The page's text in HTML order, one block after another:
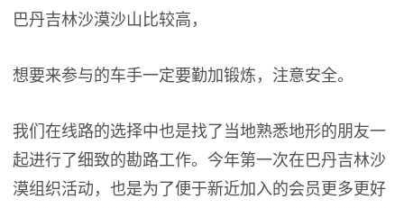
巴丹吉林沙漠沙山比较高，
想要来参与的车手一定要勤加锻炼，注意安全。
我们在线路的选择中也是找了当地熟悉地形的朋友一
起进行了细致的勘路工作。今年第一次在巴丹吉林沙
漠组织活动，也是为了便于新近加入的会员更多更好